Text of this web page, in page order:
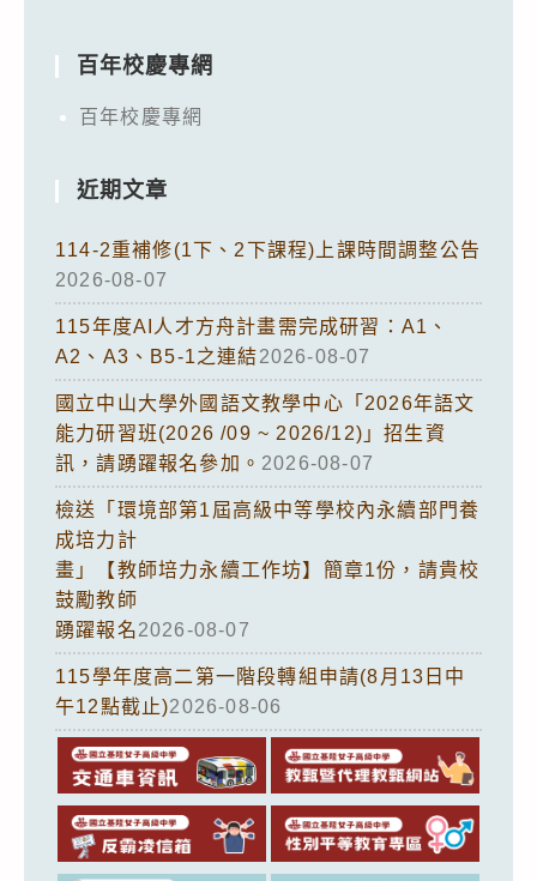
百年校慶專網
百年校慶專網
近期文章
114-2重補修(1下、2下課程)上課時間調整公告
2026-08-07
115年度AI人才方舟計畫需完成研習：A1、
A2、A3、B5-1之連結2026-08-07
國立中山大學外國語文教學中心「2026年語文
能力研習班(2026 /09 ~ 2026/12)」招生資
訊，請踴躍報名參加。 2026-08-07
檢送「環境部第1屆高級中等學校內永續部門養
成培力計
畫」【教師培力永續工作坊】簡章1份，請貴校
鼓勵教師
踴躍報名2026-08-07
115學年度高二第一階段轉組申請(8月13日中
午12點截止)2026-08-06